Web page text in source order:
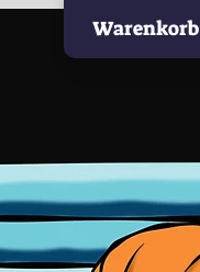
Warenkorb